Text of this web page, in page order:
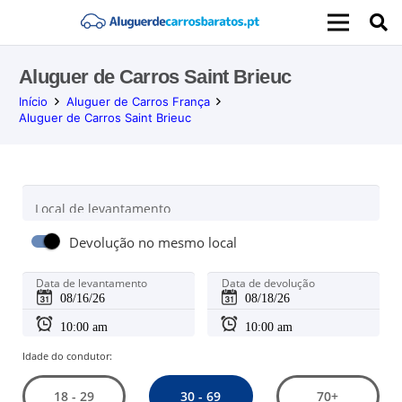
Aluguer de Carros Saint Brieuc
Início
Aluguer de Carros França
Aluguer de Carros Saint Brieuc
Local de levantamento
Devolução no mesmo local
Data de levantamento Data de devolução
Idade do condutor:
18 - 29 30 - 69 70+